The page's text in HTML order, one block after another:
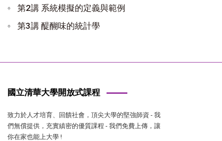
第2講 系統模擬的定義與範例
第3講 醍醐味的統計學
國立清華大學開放式課程
致力於人才培育、回饋社會，頂尖大學的堅強師資 - 我
們無償提供，充實縝密的優質課程 - 我們免費上傳，讓
你在家也能上大學 !